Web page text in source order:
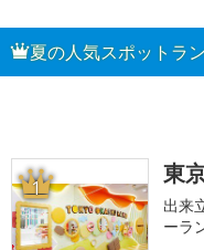
夏の人気スポットラ
1 東
出来
ーラ